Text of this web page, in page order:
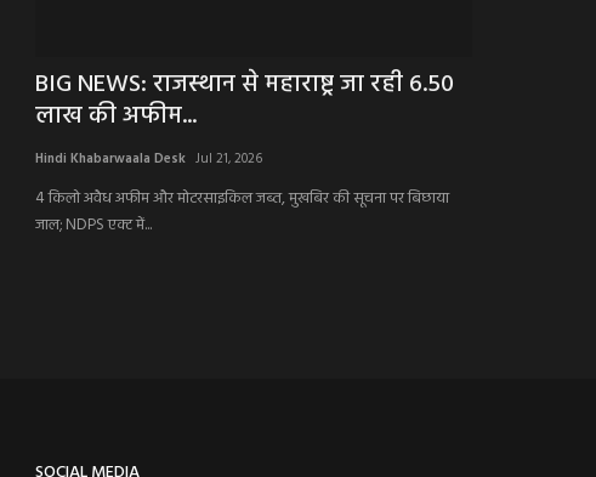
BIG NEWS: राजस्थान से महाराष्ट्र जा रही 6.50
लाख की अफीम...
Hindi Khabarwaala Desk Jul 21, 2026
4 किलो अवैध अफीम और मोटरसाइकिल जब्त, मुखबिर की सूचना पर बिछाया
जाल; NDPS एक्ट में...